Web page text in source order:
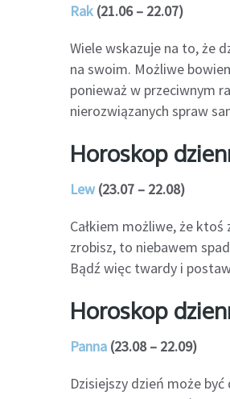
Rak (21.06 – 22.07)
Wiele wskazuje na to, że
na swoim. Możliwe
ponieważ w przeciwnym
nierozwiązanych spraw
Horoskop
Lew (23.07 – 22.08)
Całkiem możliwe, że
zrobisz, to niebawem
Bądź więc twardy i
Horoskop
Panna (23.08 – 22.09)
Dzisiejszy dzień może